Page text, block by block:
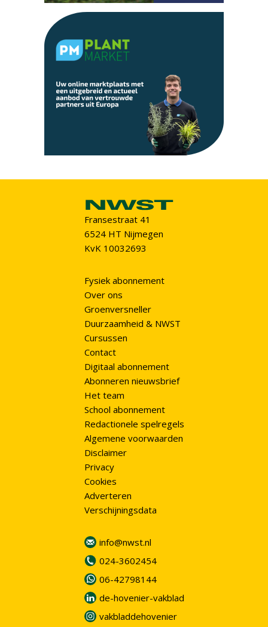
Fransestraat 41
6524 HT Nijmegen
KvK 10032693
Fysiek abonnement
Over ons
Groenversneller
Duurzaamheid & NWST
Cursussen
Contact
Digitaal abonnement
Abonneren nieuwsbrief
Het team
School abonnement
Redactionele spelregels
Algemene voorwaarden
Disclaimer
Privacy
Cookies
Adverteren
Verschijningsdata
info@nwst.nl
024-3602454
06-42798144
de-hovenier-vakblad
vakbladdehovenier